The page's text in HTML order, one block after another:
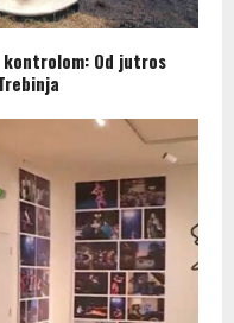
kontrolom: Od jutros